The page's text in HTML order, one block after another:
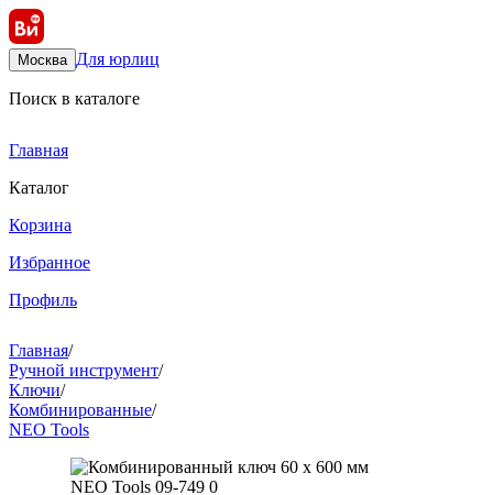
Москва Для юрлиц
Поиск в каталоге
Главная
Каталог
Корзина
Избранное
Профиль
Главная/
Ручной инструмент/
Ключи/
Комбинированные/
NEO Tools